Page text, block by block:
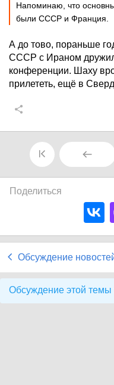
Напоминаю, что
были СССР и Франция.
А до тово, пораньше
СССР с Ираном дружил
конференции. Шаху
прилететь, ещё в
Поделиться
Обсуждение
Обсуждение этой